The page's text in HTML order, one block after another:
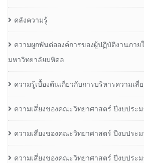
คลังความรู้
ความผูกพันต่อองค์การของผู้ปฏิบัติงานภา
มหาวิทยาลัยมหิดล
ความรู้เบื้องต้นเกี่ยวกับการบริหารความเสี่ย
ความเสี่ยงของคณะวิทยาศาสตร์ ปีงบประ
ความเสี่ยงของคณะวิทยาศาสตร์ ปีงบประ
ความเสี่ยงของคณะวิทยาศาสตร์ ปีงบประ